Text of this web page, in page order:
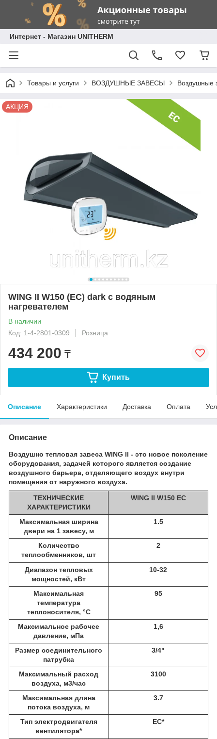
Интернет - Магазин UNITHERM
Товары и услуги ВОЗДУШНЫЕ ЗАВЕСЫ Воздушные
АКЦИЯ
WING II W150 (EC) dark с водяным
нагревателем
В наличии
Код: 1-4-2801-0309
Розница
434 200 ₸
Купить
Описание Характеристики Доставка Оплата
Описание
Воздушно тепловая завеса WING II - это новое поколение
оборудования, задачей которого является создание
воздушного барьера, отделяющего воздух внутри
помещения от наружного воздуха.
ТЕХНИЧЕСКИЕ
ХАРАКТЕРИСТИКИ
WING II W150 EC
Максимальная ширина
двери на 1 завесу, м
1.5
Количество
теплообменников, шт
2
Диапазон тепловых
мощностей, кВт
10-32
Максимальная
температура
теплоносителя, °С
95
Максимальное рабочее
давление, мПа
1,6
Размер соединительного
патрубка
3/4"
Максимальный расход
воздуха, м3/час
3100
Максимальная длина
потока воздуха, м
3.7
Тип электродвигателя
вентилятора*
EC*